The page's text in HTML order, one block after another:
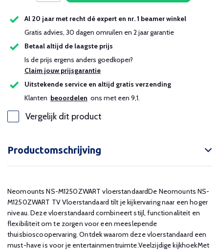
Al 20 jaar met recht dé expert en nr. 1 beamer winkel
Gratis advies, 30 dagen omruilen en 2 jaar garantie
Betaal altijd de laagste prijs
Is de prijs ergens anders goedkoper?
Claim jouw prijsgarantie
Uitstekende service en altijd gratis verzending
Klanten beoordelen ons met een 9,1.
Vergelijk dit product
Productomschrijving
Neomounts NS-M1250ZWART vloerstandaardDe Neomounts NS-
M1250ZWART TV Vloerstandaard tilt je kijkervaring naar een hoger
niveau. Deze vloerstandaard combineert stijl, functionaliteit en
flexibiliteit om te zorgen voor een meeslepende
thuisbioscoopervaring. Ontdek waarom deze vloerstandaard een
must-have is voor je entertainmentruimte.Veelzijdige kijkhoekMet